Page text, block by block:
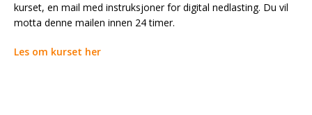
kurset, en mail med instruksjoner for digital nedlasting. Du vil
motta denne mailen innen 24 timer.
Les om kurset her